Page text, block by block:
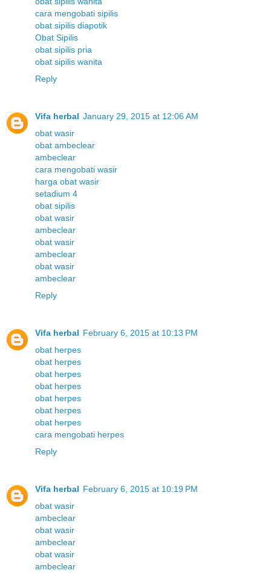
cara mengobati sipilis
obat sipilis diapotik
Obat Sipilis
obat sipilis pria
obat sipilis wanita
Reply
Vifa herbal January 29, 2015 at 12:06 AM
obat wasir
obat ambeclear
ambeclear
cara mengobati wasir
harga obat wasir
setadium 4
obat sipilis
obat wasir
ambeclear
obat wasir
ambeclear
obat wasir
ambeclear
Reply
Vifa herbal February 6, 2015 at 10:13 PM
obat herpes
obat herpes
obat herpes
obat herpes
obat herpes
obat herpes
obat herpes
cara mengobati herpes
Reply
Vifa herbal February 6, 2015 at 10:19 PM
obat wasir
ambeclear
obat wasir
ambeclear
obat wasir
ambeclear